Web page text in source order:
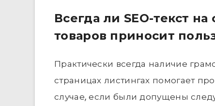
Всегда ли SEO-текст
товаров приносит
Практически всегда наличие
страницах листингах помогает
случае, если были допущены